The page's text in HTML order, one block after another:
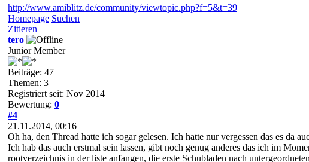
http://www.amiblitz.de/community/viewtopic.php?f=5&t=39
Homepage Suchen
Zitieren
tero
Junior Member
Beiträge: 47
Themen: 3
Registriert seit: Nov 2014
Bewertung: 0
#4
21.11.2014, 00:16
Oh ha, den Thread hatte ich sogar gelesen. Ich hatte nur vergessen das es da
Ich hab das auch erstmal sein lassen, gibt noch genug anderes das ich im
rootverzeichnis in der liste anfangen, die erste Schubladen nach